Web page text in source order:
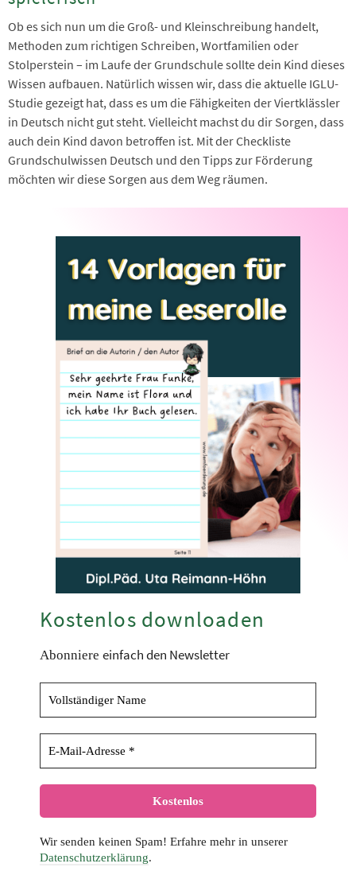
Ob es sich nun um die Groß- und Kleinschreibung handelt,
Methoden zum richtigen Schreiben, Wortfamilien oder
Stolperstein – im Laufe der Grundschule sollte dein Kind dieses
Wissen aufbauen. Natürlich wissen wir, dass die aktuelle IGLU-
Studie gezeigt hat, dass es um die Fähigkeiten der Viertklässler
in Deutsch nicht gut steht. Vielleicht machst du dir Sorgen, dass
auch dein Kind davon betroffen ist. Mit der Checkliste
Grundschulwissen Deutsch und den Tipps zur Förderung
möchten wir diese Sorgen aus dem Weg räumen.
Kostenlos downloaden
Abonniere einfach den Newsletter
Wir senden keinen Spam! Erfahre mehr in unserer
Datenschutzerklärung.